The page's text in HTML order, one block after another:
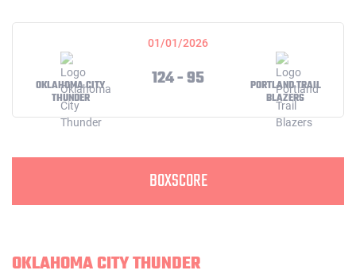
01/01/2026
OKLAHOMA CITY
THUNDER
124 - 95
PORTLAND TRAIL
BLAZERS
BOXSCORE
OKLAHOMA CITY THUNDER